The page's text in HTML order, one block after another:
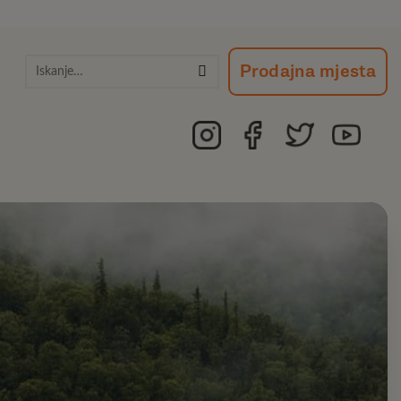
Prodajna mjesta